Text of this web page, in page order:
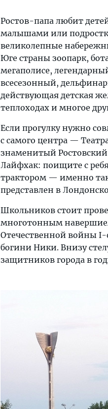
туризма
и
отдыха.
Полезная
информация
для
путешественника.
Ростов-папа любит
малышами или
великолепные
Юге страны зоопарк,
мегаполисе,
всесезонный,
действующая детская
теплоходах и многое
Если прогулку нужно
с самого центра —
знаменитый
Лайфхак: поищите с
трактором — именно
представлен в
Школьников стоит
многотонным
Отечественной войны I-
богини Ники. Внизу
защитников города в